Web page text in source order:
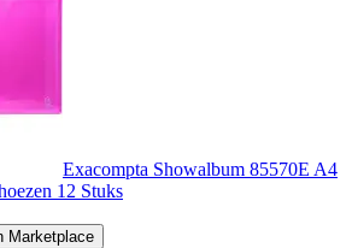
Exacompta Showalbum 85570E A4
12 Stuks
Marketplace